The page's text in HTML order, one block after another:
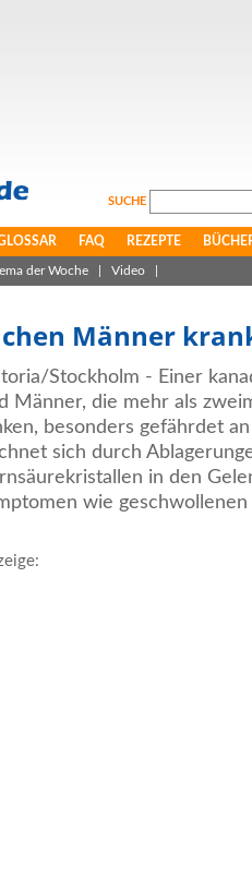
SUCHE
FAQ REZEPTE
der Woche Video
Männer
Stockholm - Einer
Männer, die mehr als
besonders gefährdet
sich durch
in den
wie